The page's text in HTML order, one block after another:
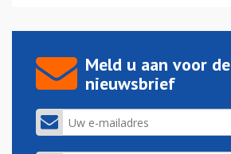
Meld u aan voor de
nieuwsbrief